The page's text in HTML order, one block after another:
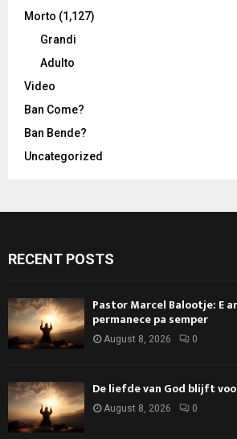
Morto (1,127)
Grandi
Adulto
Video
Ban Come?
Ban Bende?
Uncategorized
RECENT POSTS
Pastor Marcel Balootje: E
permanece pa semper
August 8, 2026 0
De liefde van God blijft
August 8, 2026 0